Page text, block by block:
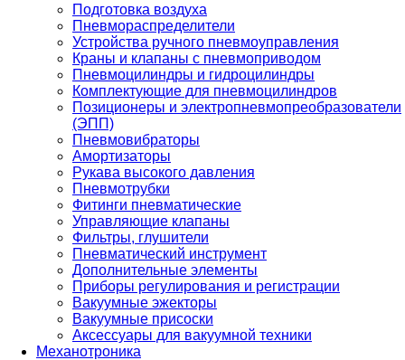
Подготовка воздуха
Пневмораспределители
Устройства ручного пневмоуправления
Краны и клапаны с пневмоприводом
Пневмоцилиндры и гидроцилиндры
Комплектующие для пневмоцилиндров
Позиционеры и электропневмопреобразователи
(ЭПП)
Пневмовибраторы
Амортизаторы
Рукава высокого давления
Пневмотрубки
Фитинги пневматические
Управляющие клапаны
Фильтры, глушители
Пневматический инструмент
Дополнительные элементы
Приборы регулирования и регистрации
Вакуумные эжекторы
Вакуумные присоски
Аксессуары для вакуумной техники
Механотроника